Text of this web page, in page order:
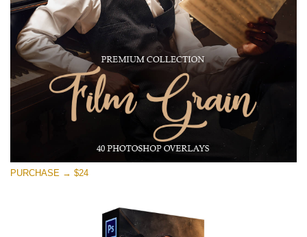
Large 6000*4000px
Darmowe Pobieranie
PURCHASE → $24